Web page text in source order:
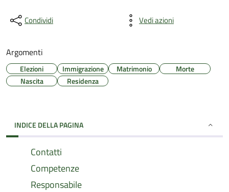
Condividi Vedi azioni
Argomenti
Elezioni Immigrazione Matrimonio
Morte
Nascita
Residenza
INDICE DELLA PAGINA
Contatti
Competenze
Responsabile